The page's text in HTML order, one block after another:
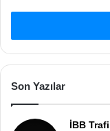
Son Yazılar
İBB